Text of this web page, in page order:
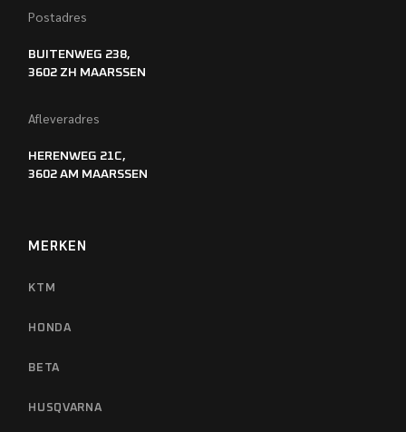
Postadres
BUITENWEG 238,
3602 ZH MAARSSEN
Afleveradres
HERENWEG 21C,
3602 AM MAARSSEN
MERKEN
KTM
HONDA
BETA
HUSQVARNA